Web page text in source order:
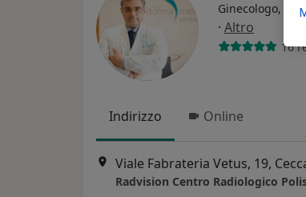
Ginecologo,
· Altro
16
Indirizzo Online
Viale Fabrateria Vetus, 19,
Radvision Centro Radiologico